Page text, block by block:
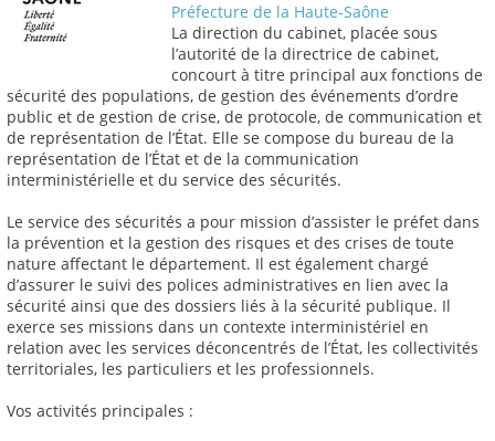
Préfecture de la Haute-Saône
La direction du cabinet, placée sous
l’autorité de la directrice de cabinet,
concourt à titre principal aux fonctions de
sécurité des populations, de gestion des événements d’ordre
public et de gestion de crise, de protocole, de communication et
de représentation de l’État. Elle se compose du bureau de la
représentation de l’État et de la communication
interministérielle et du service des sécurités.
Le service des sécurités a pour mission d’assister le préfet dans
la prévention et la gestion des risques et des crises de toute
nature affectant le département. Il est également chargé
d’assurer le suivi des polices administratives en lien avec la
sécurité ainsi que des dossiers liés à la sécurité publique. Il
exerce ses missions dans un contexte interministériel en
relation avec les services déconcentrés de l’État, les collectivités
territoriales, les particuliers et les professionnels.
Vos activités principales :